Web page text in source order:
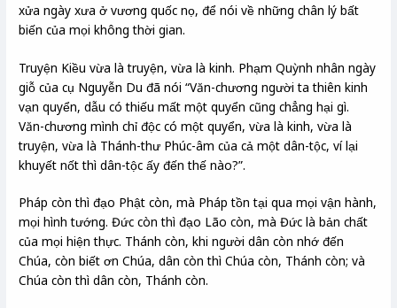
xửa ngày xưa ở vương quốc nọ, để nói về những chân lý bất
biến của mọi không thời gian.
Truyện Kiều vừa là truyện, vừa là kinh. Phạm Quỳnh nhân ngày
giỗ của cụ Nguyễn Du đã nói “Văn-chương người ta thiên kinh
vạn quyển, dẫu có thiếu mất một quyển cũng chẳng hại gì.
Văn-chương mình chỉ độc có một quyển, vừa là kinh, vừa là
truyện, vừa là Thánh-thư Phúc-âm của cả một dân-tộc, ví lại
khuyết nốt thì dân-tộc ấy đến thế nào?”.
Pháp còn thì đạo Phật còn, mà Pháp tồn tại qua mọi vận hành,
mọi hình tướng. Đức còn thì đạo Lão còn, mà Đức là bản chất
của mọi hiện thực. Thánh còn, khi người dân còn nhớ đến
Chúa, còn biết ơn Chúa, dân còn thì Chúa còn, Thánh còn; và
Chúa còn thì dân còn, Thánh còn.